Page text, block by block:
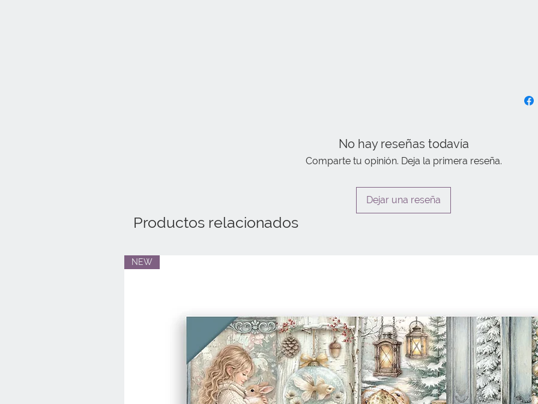
No hay reseñas todavía
Comparte tu opinión. Deja la primera reseña.
Dejar una reseña
Productos relacionados
NEW